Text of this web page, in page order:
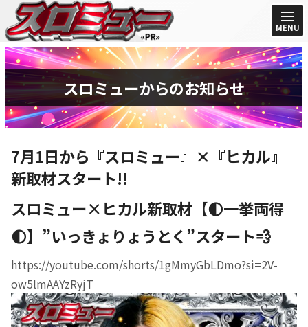
MENU
スロミューからのお知らせ
7月1日から『スロミュー』×『ヒカル』
新取材スタート!!
スロミュー×ヒカル新取材【🌓一挙両得
🌓】”いっきょりょうとく”スタート💨
https://youtube.com/shorts/1gMmyGbLDmo?si=2V-
ow5lmAAYzRyjT